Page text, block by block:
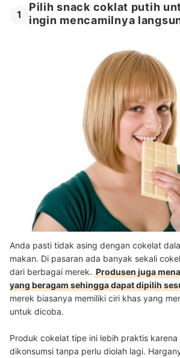
1
Pilih snack coklat putih
ingin mencamilnya
Anda pasti tidak asing dengan cokelat
makan. Di pasaran ada banyak sekali
dari berbagai merek. Produsen juga
yang beragam sehingga dapat dipilih
merek biasanya memiliki ciri khas yang
untuk dicoba.
Produk cokelat tipe ini lebih praktis karena
dikonsumsi tanpa perlu diolah lagi.